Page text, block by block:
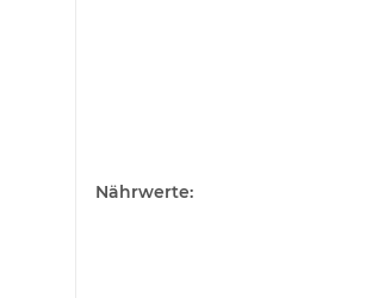
Nährwerte: